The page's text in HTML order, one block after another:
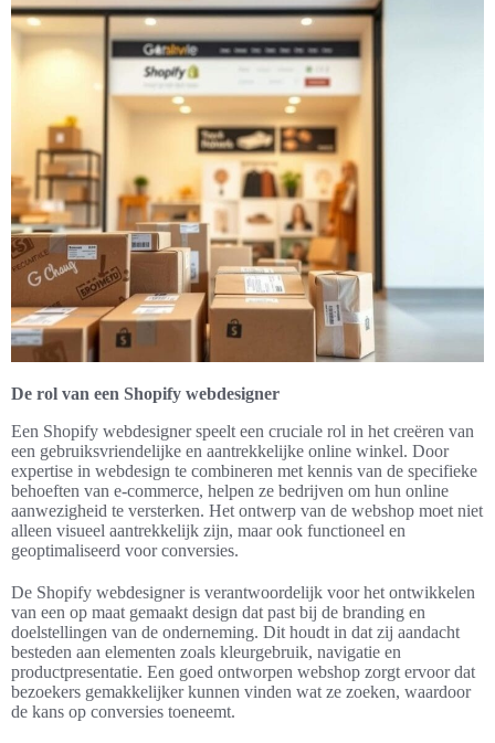
De rol van een Shopify webdesigner
Een Shopify webdesigner speelt een cruciale rol in het creëren van
een gebruiksvriendelijke en aantrekkelijke online winkel. Door
expertise in webdesign te combineren met kennis van de specifieke
behoeften van e-commerce, helpen ze bedrijven om hun online
aanwezigheid te versterken. Het ontwerp van de webshop moet niet
alleen visueel aantrekkelijk zijn, maar ook functioneel en
geoptimaliseerd voor conversies.
De Shopify webdesigner is verantwoordelijk voor het ontwikkelen
van een op maat gemaakt design dat past bij de branding en
doelstellingen van de onderneming. Dit houdt in dat zij aandacht
besteden aan elementen zoals kleurgebruik, navigatie en
productpresentatie. Een goed ontworpen webshop zorgt ervoor dat
bezoekers gemakkelijker kunnen vinden wat ze zoeken, waardoor
de kans op conversies toeneemt.